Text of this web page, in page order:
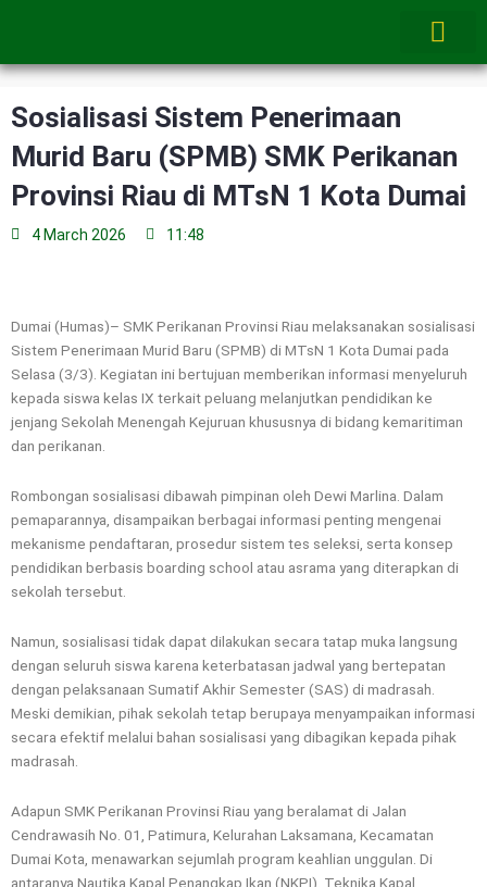
Sosialisasi Sistem Penerimaan
Murid Baru (SPMB) SMK Perikanan
Provinsi Riau di MTsN 1 Kota Dumai
4 March 2026 11:48
Dumai (Humas)– SMK Perikanan Provinsi Riau melaksanakan sosialisasi
Sistem Penerimaan Murid Baru (SPMB) di MTsN 1 Kota Dumai pada
Selasa (3/3). Kegiatan ini bertujuan memberikan informasi menyeluruh
kepada siswa kelas IX terkait peluang melanjutkan pendidikan ke
jenjang Sekolah Menengah Kejuruan khususnya di bidang kemaritiman
dan perikanan.
Rombongan sosialisasi dibawah pimpinan oleh Dewi Marlina. Dalam
pemaparannya, disampaikan berbagai informasi penting mengenai
mekanisme pendaftaran, prosedur sistem tes seleksi, serta konsep
pendidikan berbasis boarding school atau asrama yang diterapkan di
sekolah tersebut.
Namun, sosialisasi tidak dapat dilakukan secara tatap muka langsung
dengan seluruh siswa karena keterbatasan jadwal yang bertepatan
dengan pelaksanaan Sumatif Akhir Semester (SAS) di madrasah.
Meski demikian, pihak sekolah tetap berupaya menyampaikan informasi
secara efektif melalui bahan sosialisasi yang dibagikan kepada pihak
madrasah.
Adapun SMK Perikanan Provinsi Riau yang beralamat di Jalan
Cendrawasih No. 01, Patimura, Kelurahan Laksamana, Kecamatan
Dumai Kota, menawarkan sejumlah program keahlian unggulan. Di
antaranya Nautika Kapal Penangkap Ikan (NKPI), Teknika Kapal